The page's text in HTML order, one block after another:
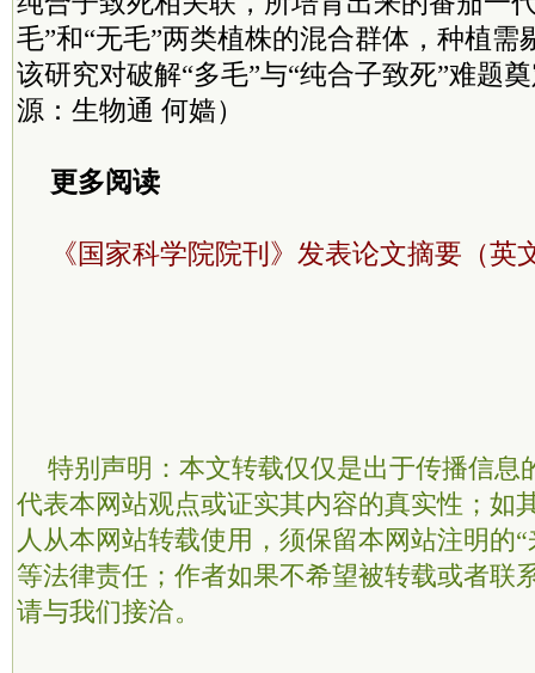
毛”和“无毛”两类植株的混合群体，种植需
该研究对破解“多毛”与“纯合子致死”难题
源：生物通 何嫱）
更多阅读
《国家科学院院刊》发表论文摘要（英
特别声明：本文转载仅仅是出于传播信息
代表本网站观点或证实其内容的真实性；如
人从本网站转载使用，须保留本网站注明的
等法律责任；作者如果不希望被转载或者联
请与我们接洽。